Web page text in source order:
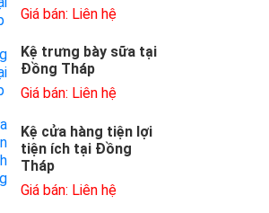
Giá bán: Liên hệ
Kệ trưng bày sữa tại
Đồng Tháp
Giá bán: Liên hệ
Kệ cửa hàng tiện lợi
tiện ích tại Đồng
Tháp
Giá bán: Liên hệ